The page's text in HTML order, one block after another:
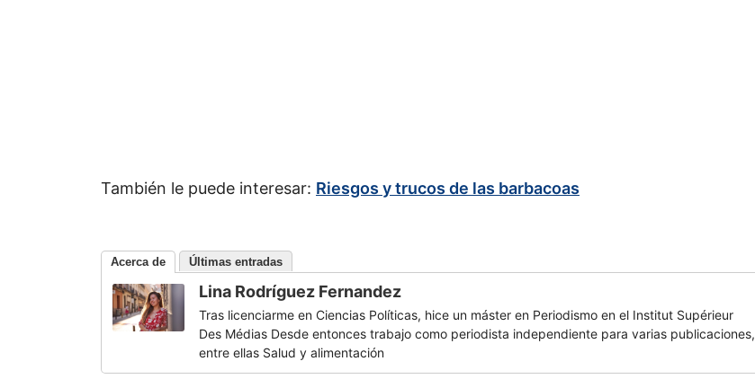
También le puede interesar: Riesgos y trucos de las barbacoas
Acerca de Últimas entradas
Lina Rodríguez Fernandez
Tras licenciarme en Ciencias Políticas, hice un máster en Periodismo en el Institut Supérieur
Des Médias Desde entonces trabajo como periodista independiente para varias publicaciones,
entre ellas Salud y alimentación